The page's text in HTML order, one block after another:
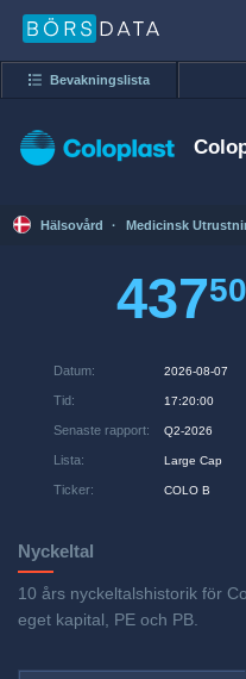
Bevakningslista
Hälsovård · Medicinsk
43750
Datum: 2026-08-07
Tid: 17:20:00
Senaste rapport: Q2-2026
Lista: Large Cap
Ticker: COLO B
Nyckeltal
10 års nyckeltalshistorik för
eget kapital, PE och PB.